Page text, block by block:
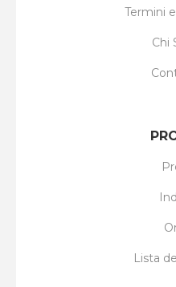
Termini
Chi
Lista